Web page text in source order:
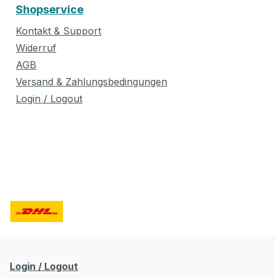
Shopservice
Kontakt & Support
Widerruf
AGB
Versand & Zahlungsbedingungen
Login / Logout
Login / Logout